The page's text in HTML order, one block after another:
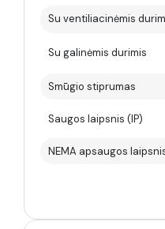
Su ventiliacinėmis
Su galinėmis durimis
Smūgio stiprumas
Saugos laipsnis (IP)
NEMA apsaugos